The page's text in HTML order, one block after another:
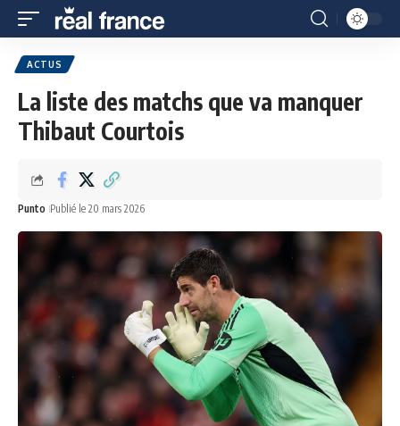
ACTUS
La liste des matchs que va manquer
Thibaut Courtois
Punto Publié le 20 mars 2026